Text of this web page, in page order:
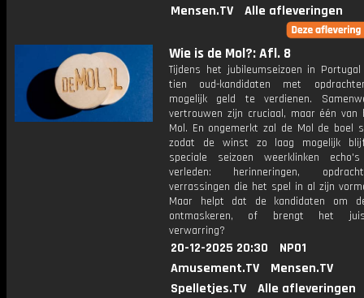
Mensen.TV
Alle afleveringen
Wie is de Mol?: Afl. 8
Tijdens het jubileumseizoen in
tien oud-kandidaten met
mogelijk geld te verdienen.
vertrouwen zijn cruciaal, maar één van
Mol. En ongemerkt zal de Mol de boel
zodat de winst zo laag mogelijk
speciale seizoen weerklinken
verleden: herinneringen,
verrassingen die het spel in al zijn
Maar helpt dat de kandidaten om
ontmaskeren, of brengt het
verwarring?
20-12-2025 20:30
NPO1
Amusement.TV
Mensen.TV
Spelletjes.TV
Alle afleveringen